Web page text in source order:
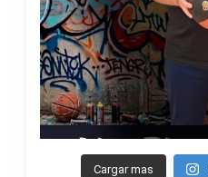
Cargar mas